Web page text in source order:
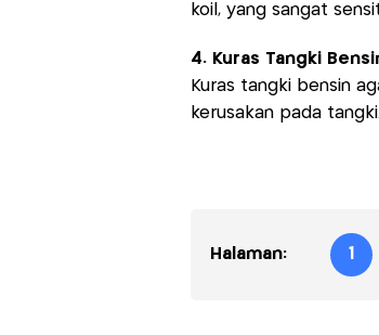
koil, yang sangat
4. Kuras Tangki
Kuras tangki bensin
kerusakan pada tangki.
Halaman: 1